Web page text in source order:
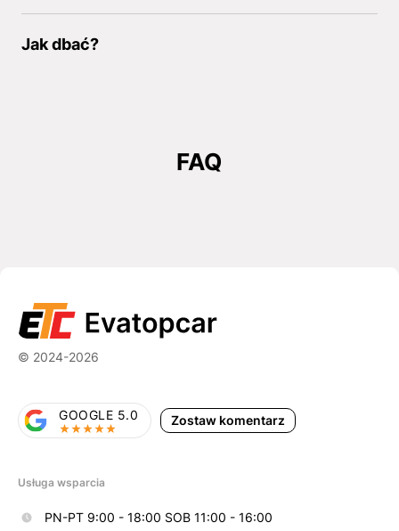
Jak dbać?
FAQ
© 2024-2026
Zostaw komentarz
GOOGLE 5.0
Usługa wsparcia
PN-PT 9:00 - 18:00 SOB 11:00 - 16:00